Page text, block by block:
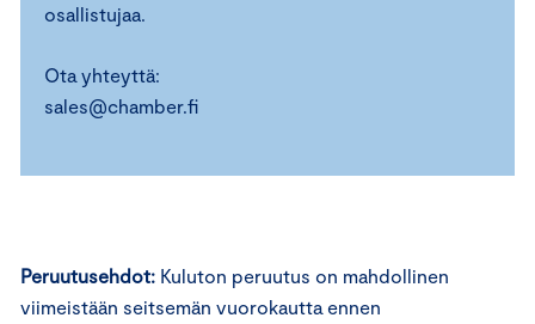
osallistujaa.
Ota yhteyttä:
sales@chamber.fi
Peruutusehdot: Kuluton peruutus on mahdollinen
viimeistään seitsemän vuorokautta ennen